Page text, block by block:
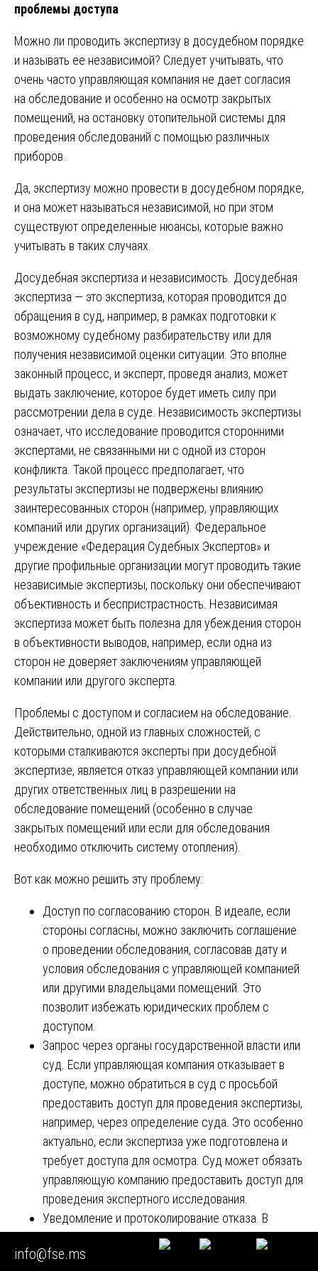
проблемы доступа
Можно ли проводить экспертизу в досудебном порядке
и называть ее независимой? Следует учитывать, что
очень часто управляющая компания не дает согласия
на обследование и особенно на осмотр закрытых
помещений, на остановку отопительной системы для
проведения обследований с помощью различных
приборов.
Да, экспертизу можно провести в досудебном порядке,
и она может называться независимой, но при этом
существуют определенные нюансы, которые важно
учитывать в таких случаях.
Досудебная экспертиза и независимость. Досудебная
экспертиза — это экспертиза, которая проводится до
обращения в суд, например, в рамках подготовки к
возможному судебному разбирательству или для
получения независимой оценки ситуации. Это вполне
законный процесс, и эксперт, проведя анализ, может
выдать заключение, которое будет иметь силу при
рассмотрении дела в суде. Независимость экспертизы
означает, что исследование проводится сторонними
экспертами, не связанными ни с одной из сторон
конфликта. Такой процесс предполагает, что
результаты экспертизы не подвержены влиянию
заинтересованных сторон (например, управляющих
компаний или других организаций). Федеральное
учреждение «Федерация Судебных Экспертов» и
другие профильные организации могут проводить такие
независимые экспертизы, поскольку они обеспечивают
объективность и беспристрастность. Независимая
экспертиза может быть полезна для убеждения сторон
в объективности выводов, например, если одна из
сторон не доверяет заключениям управляющей
компании или другого эксперта.
Проблемы с доступом и согласием на обследование.
Действительно, одной из главных сложностей, с
которыми сталкиваются эксперты при досудебной
экспертизе, является отказ управляющей компании или
других ответственных лиц в разрешении на
обследование помещений (особенно в случае
закрытых помещений или если для обследования
необходимо отключить систему отопления).
Вот как можно решить эту проблему:
Доступ по согласованию сторон. В идеале, если
стороны согласны, можно заключить соглашение
о проведении обследования, согласовав дату и
условия обследования с управляющей компанией
или другими владельцами помещений. Это
позволит избежать юридических проблем с
доступом.
Запрос через органы государственной власти или
суд. Если управляющая компания отказывает в
доступе, можно обратиться в суд с просьбой
предоставить доступ для проведения экспертизы,
например, через определение суда. Это особенно
актуально, если экспертиза уже подготовлена и
требует доступа для осмотра. Суд может обязать
управляющую компанию предоставить доступ для
проведения экспертного исследования.
Уведомление и протоколирование отказа. В
случае отказа управляющей компании эксперты
могут зафиксировать это в протоколе, который в
info@fse.ms